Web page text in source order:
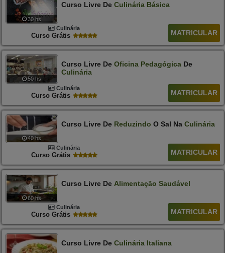
30 hs
Curso Livre De Culinária Básica
Culinária
Curso Grátis MATRICULAR
50 hs
Curso Livre De Oficina PedagógicaDe
Culinária
Culinária
Curso Grátis MATRICULAR
40 hs
Curso Livre De Reduzindo O Sal Na Culinária
Culinária
Curso Grátis MATRICULAR
60 hs
Curso Livre De Alimentação Saudável
Culinária
Curso Grátis MATRICULAR
Curso Livre De Culinária Italiana